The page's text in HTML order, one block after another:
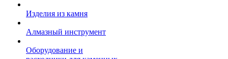
Изделия из камня
Алмазный инструмент
Оборудование и